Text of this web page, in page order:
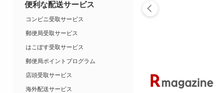
便利な配送サービス
コンビニ受取サービス
郵便局受取サービス
はこぽす受取サービス
郵便局ポイントプログラム
店頭受取サービス
海外配送サービス